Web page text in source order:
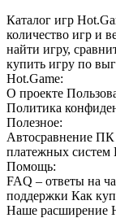
Каталог игр
количество игр и
найти игру,
купить игру по
Hot.Game:
О проекте
Политика
Полезное:
Автосравнение ПК
платежных систем
Помощь:
FAQ – ответы на
поддержки Как
Наше расширение